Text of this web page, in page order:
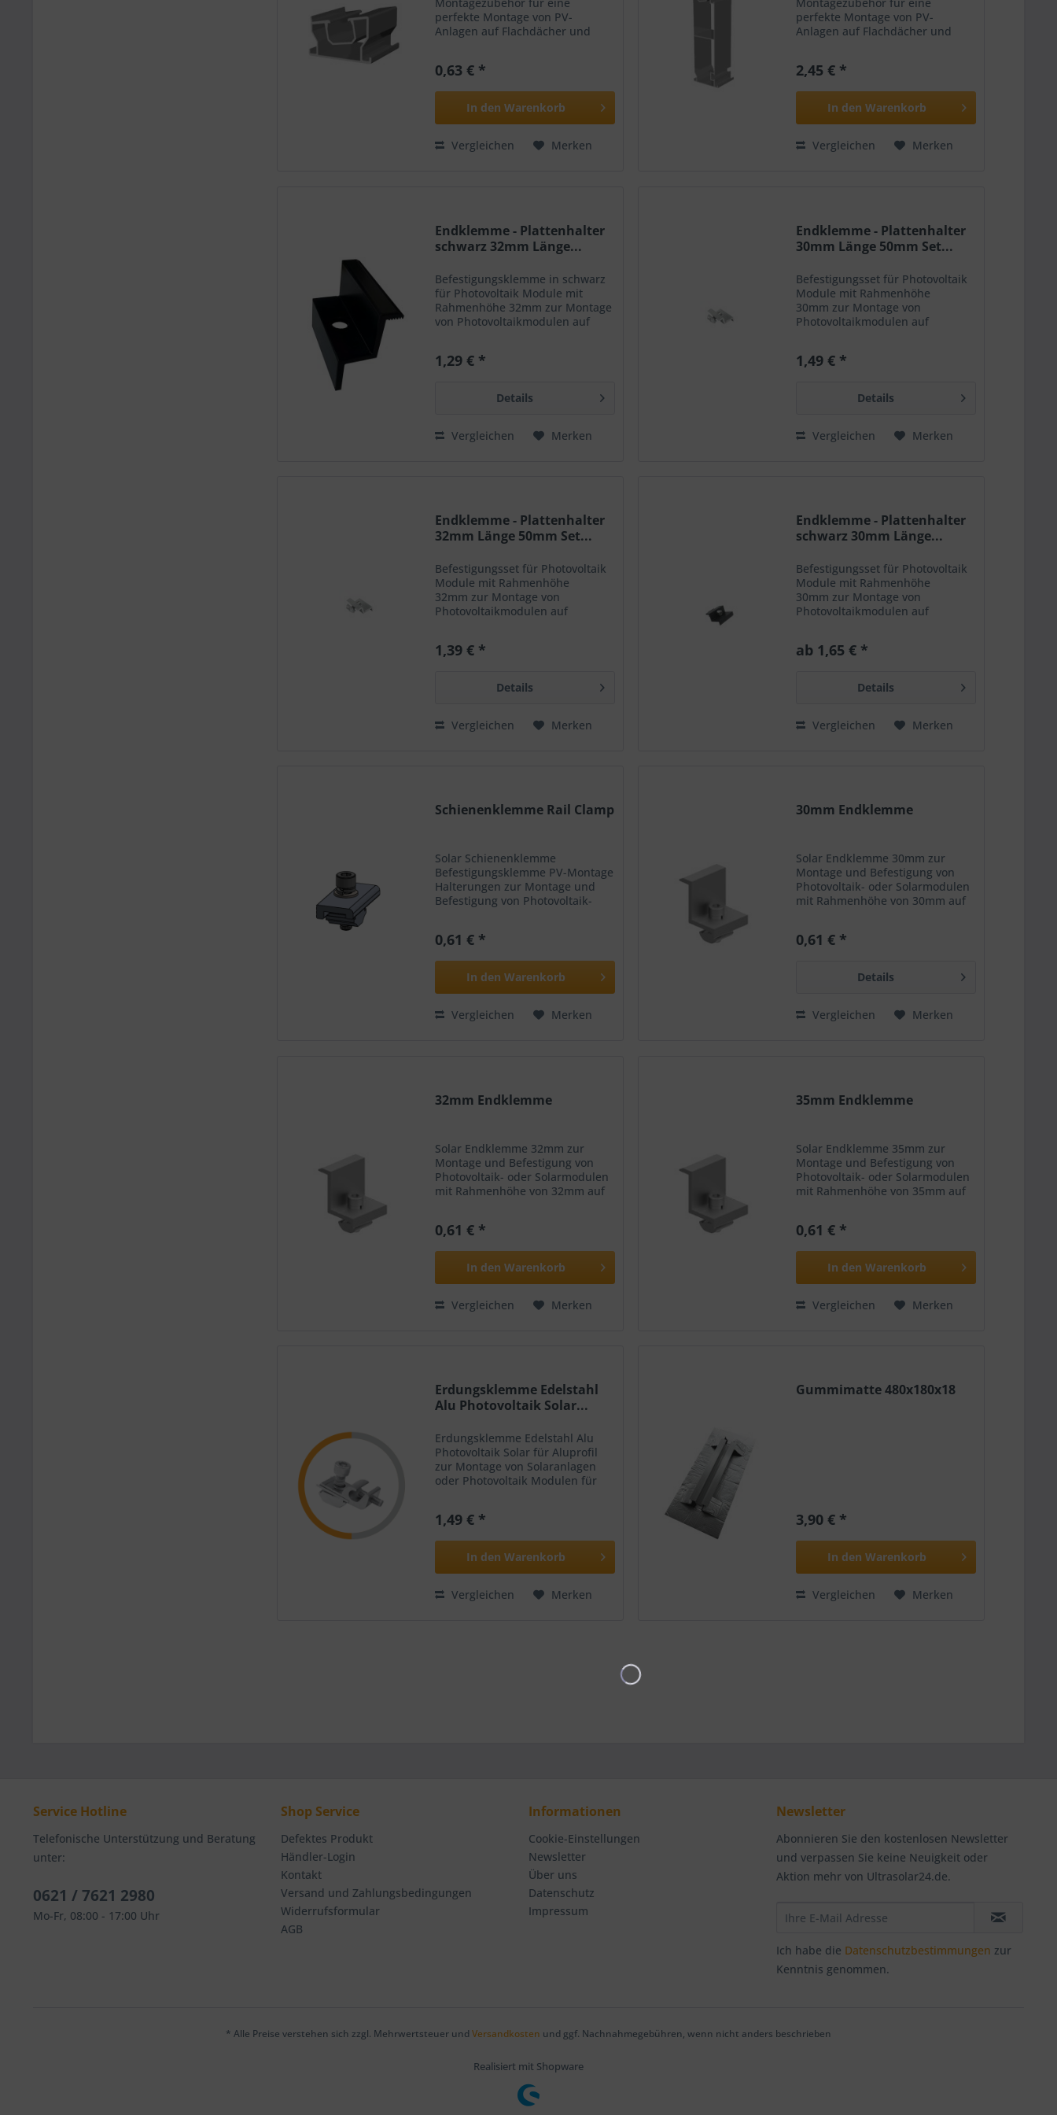
Montagezubehör für eine
perfekte Montage von PV-
Anlagen auf Flachdächer und
Module zur Sonne für einen
wirtschaftlichen Betrieb.
Lieferumfang:...
0,63 € *
In den Warenkorb
Vergleichen Merken
Montagezubehör für eine
perfekte Montage von PV-
Anlagen auf Flachdächer und
Module zur Sonne für einen
wirtschaftlichen Betrieb.
Lieferumfang:...
2,45 € *
In den Warenkorb
Vergleichen Merken
Endklemme - Plattenhalter
schwarz 32mm Länge...
Befestigungsklemme in schwarz
für Photovoltaik Module mit
Rahmenhöhe 32mm zur Montage
von Photovoltaikmodulen auf
Endklemme aus Aluminium mit
M8-Schraube gebohrt ist. Die...
1,29 € *
Details
Vergleichen Merken
Endklemme - Plattenhalter
30mm Länge 50mm Set...
Befestigungsset für Photovoltaik
Module mit Rahmenhöhe
30mm zur Montage von
Photovoltaikmodulen auf
Schrägdächern erfordert eine
korrosionsbeständige...
1,49 € *
Details
Vergleichen Merken
Endklemme - Plattenhalter
32mm Länge 50mm Set...
Befestigungsset für Photovoltaik
Module mit Rahmenhöhe
32mm zur Montage von
Photovoltaikmodulen auf
Schrägdächern erfordert eine
korrosionsbeständige...
1,39 € *
Details
Vergleichen Merken
Endklemme - Plattenhalter
schwarz 30mm Länge...
Befestigungsset für Photovoltaik
Module mit Rahmenhöhe
30mm zur Montage von
Photovoltaikmodulen auf
Schrägdächern erfordert eine
korrosionsbeständige...
ab 1,65 € *
Details
Vergleichen Merken
Schienenklemme Rail Clamp
Solar Schienenklemme
Befestigungsklemme PV-Montage
Halterungen zur Montage und
Befestigung von Photovoltaik-
Verschraubung mit M8
Gleitmutter M8x30 Schraube
Federscheibe M8 U-Scheibe M8...
0,61 € *
In den Warenkorb
Vergleichen Merken
30mm Endklemme
Solar Endklemme 30mm zur
Montage und Befestigung von
Photovoltaik- oder Solarmodulen
mit Rahmenhöhe von 30mm auf
Verschraubung mit M9 Schraube
Material: Alu. 6005-T5...
0,61 € *
Details
Vergleichen Merken
32mm Endklemme
Solar Endklemme 32mm zur
Montage und Befestigung von
Photovoltaik- oder Solarmodulen
mit Rahmenhöhe von 32mm auf
Verschraubung mit M9 Schraube
Material: Alu. 6005-T5...
0,61 € *
In den Warenkorb
Vergleichen Merken
35mm Endklemme
Solar Endklemme 35mm zur
Montage und Befestigung von
Photovoltaik- oder Solarmodulen
mit Rahmenhöhe von 35mm auf
Verschraubung mit M9 Schraube
Material: Alu. 6005-T5...
0,61 € *
In den Warenkorb
Vergleichen Merken
Erdungsklemme Edelstahl
Alu Photovoltaik Solar...
Erdungsklemme Edelstahl Alu
Photovoltaik Solar für Aluprofil
zur Montage von Solaranlagen
oder Photovoltaik Modulen für
Material: 6005-T5 eloxiertes
Aluminium Schraube -
rostfreier...
1,49 € *
In den Warenkorb
Vergleichen Merken
Gummimatte 480x180x18
3,90 € *
In den Warenkorb
Vergleichen Merken
Service Hotline
Telefonische Unterstützung und Beratung
unter:
0621 / 7621 2980
Mo-Fr, 08:00 - 17:00 Uhr
Shop Service
Defektes Produkt
Händler-Login
Kontakt
Versand und Zahlungsbedingungen
Widerrufsformular
AGB
Informationen
Cookie-Einstellungen
Newsletter
Über uns
Datenschutz
Impressum
Newsletter
Abonnieren Sie den kostenlosen Newsletter
und verpassen Sie keine Neuigkeit oder
Aktion mehr von Ultrasolar24.de.
Ich habe die Datenschutzbestimmungen zur
Kenntnis genommen.
* Alle Preise verstehen sich zzgl. Mehrwertsteuer und Versandkosten und ggf. Nachnahmegebühren, wenn nicht anders beschrieben
Realisiert mit Shopware